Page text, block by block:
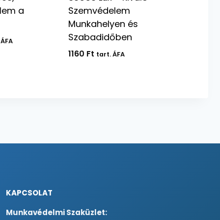
a
Szemvédelem
Munkahelyen és
Szabadidőben
1160 Ft tart. ÁFA
KAPCSOLAT
Munkavédelmi Szaküzlet: